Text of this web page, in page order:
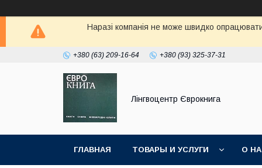
Наразі компанія не може швидко
+380 (63) 209-16-64 +380 (93) 325-37-31
Лінгвоцентр Єврокнига
ГЛАВНАЯ ТОВАРЫ И УСЛУГИ О